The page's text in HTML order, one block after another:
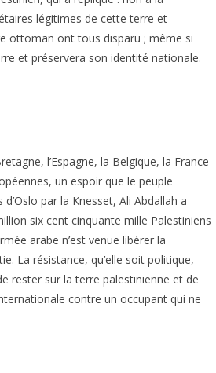
légitimes de cette terre et
ottoman ont tous disparu ; même si
et préservera son identité nationale.
l’Espagne, la Belgique, la France
un espoir que le peuple
par la Knesset, Ali Abdallah a
six cent cinquante mille Palestiniens
arabe n’est venue libérer la
La résistance, qu’elle soit politique,
rester sur la terre palestinienne et de
contre un occupant qui ne